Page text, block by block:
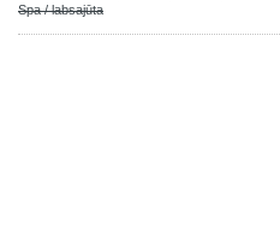
Spa / labsajūta